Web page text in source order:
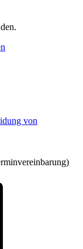
von